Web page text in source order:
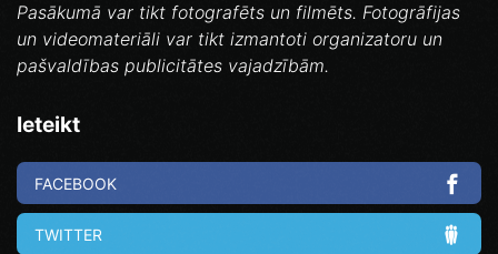
Pasākumā var tikt fotografēts un filmēts. Fotogrāfijas
un videomateriāli var tikt izmantoti organizatoru un
pašvaldības publicitātes vajadzībām.
Ieteikt
FACEBOOK
TWITTER